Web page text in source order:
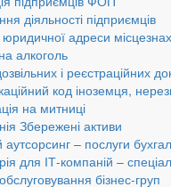
діяльності підприємців
адреси
алкоголь
і реєстраційних
код іноземця,
на митниці
Збережені активи
аутсорсинг – послуги
для ІТ-компаній –
бізнес-груп